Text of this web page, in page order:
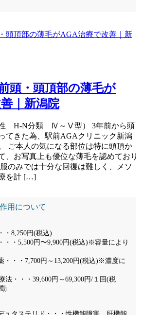
頭・頭頂部の薄毛が
｜新潟院
性 H-N分類 Ⅳ～Ⅴ型） 3年前から頭
てきた為、駅前AGAクリニック新潟
ご本人の気になる部位は特に頭頂か
、お写真上も優位な薄毛を認めており
のみでは十分な回復は難しく、メソ
を計 […]
用について
・8,250円(税込)
・・5,500円〜9,900円(税込)※容量により
・・・7,700円～13,200円(税込)※濃度に
法・・・39,600円～69,300円/１回(税